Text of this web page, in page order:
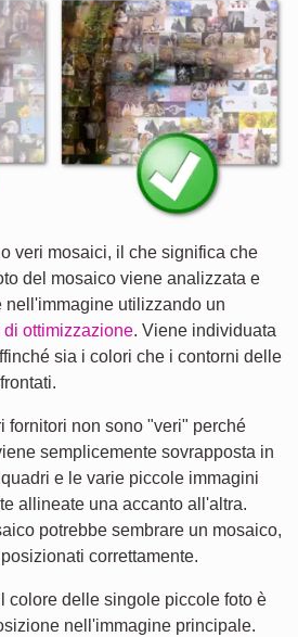
veri mosaici, il che significa che
del mosaico viene analizzata e
nell'immagine utilizzando un
ottimizzazione. Viene individuata
sia i colori che i contorni delle
fornitori non sono "veri" perché
semplicemente sovrapposta in
e le varie piccole immagini
allineate una accanto all'altra.
potrebbe sembrare un mosaico,
correttamente.
colore delle singole piccole foto è
nell'immagine principale.